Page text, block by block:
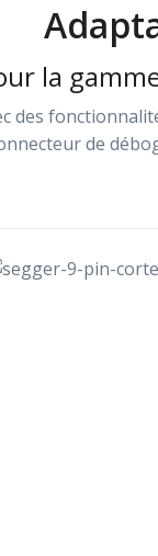
la gamme
des
de